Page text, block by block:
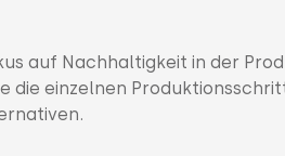
auf Nachhaltigkeit in der
die einzelnen